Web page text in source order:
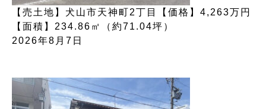
【売土地】犬山市天神町2丁目【価格】4,263万円
【面積】234.86㎡（約71.04坪）
2026年8月7日